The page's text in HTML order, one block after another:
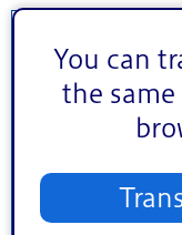
You can
the same
11月